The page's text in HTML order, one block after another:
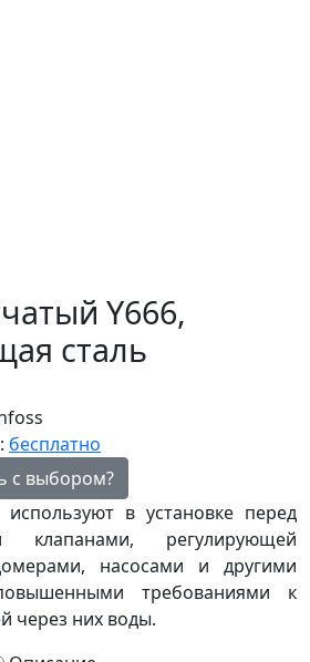
Y666,
сталь
бесплатно
с выбором?
в установке перед
клапанами, регулирующей
насосами и другими
требованиями к
через них воды.